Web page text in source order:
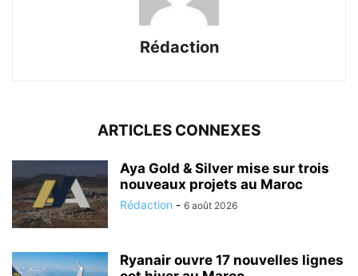
Rédaction
ARTICLES CONNEXES
Aya Gold & Silver mise sur trois
nouveaux projets au Maroc
Rédaction - 6 août 2026
Ryanair ouvre 17 nouvelles lignes